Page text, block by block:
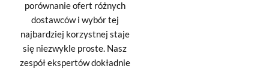
porównanie ofert różnych
dostawców i wybór tej
najbardziej korzystnej staje
się niezwykle proste. Nasz
zespół ekspertów dokładnie